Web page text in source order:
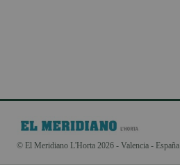
© El Meridiano L'Horta 2026 - Valencia - España